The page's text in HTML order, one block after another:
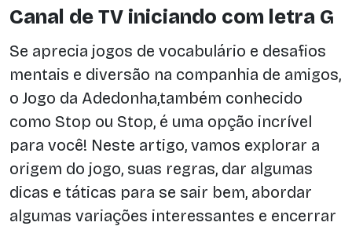
Canal de TV iniciando com letra G
Se aprecia jogos de vocabulário e desafios
mentais e diversão na companhia de amigos,
o Jogo da Adedonha,também conhecido
como Stop ou Stop, é uma opção incrível
para você! Neste artigo, vamos explorar a
origem do jogo, suas regras, dar algumas
dicas e táticas para se sair bem, abordar
algumas variações interessantes e encerrar